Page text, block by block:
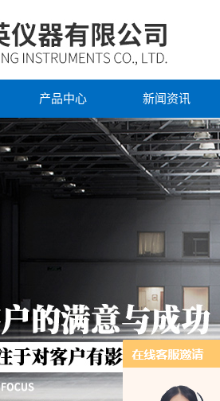
产品中心 新闻资讯